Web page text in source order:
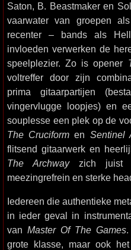
Saton, B. Beastmaker en
vaarwater van groepen
recenter – bands als
invloeden verwerken de
speelplezier. Zo is opener
voltreffer door zijn
prima gitaarpartijen
vingervlugge loopjes) en
souplesse een plek op de
The Cruciform en Sentinel
flitsend gitaarwerk en
The Archwayzich juist
meezingrefrein en sterke
Iedereen die authentieke
in ieder geval in
van Master Of The Games.
grote klasse, maar ook